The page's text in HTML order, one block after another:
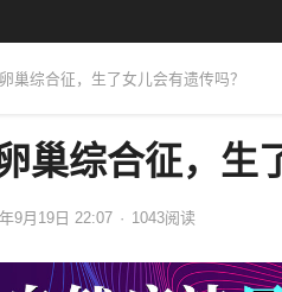
巢综合征，生了女儿会有遗传吗？
巢综合征，生
9月19日 22:07 · 1043阅读